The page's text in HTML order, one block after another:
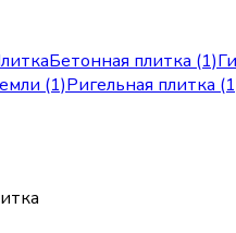
Бетонная плитка (1)
(1)Ригельная плитка